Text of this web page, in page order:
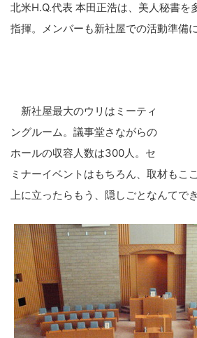
北米H.Q.代表 本田正浩は、美人秘書を
指揮。メンバーも新社屋での活動準備
新社屋最大のウリはミーティ
ングルーム。議事堂さながらの
ホールの収容人数は300人。セ
ミナーイベントはもちろん、取材もこ
上に立ったらもう、隠しごとなんてでき